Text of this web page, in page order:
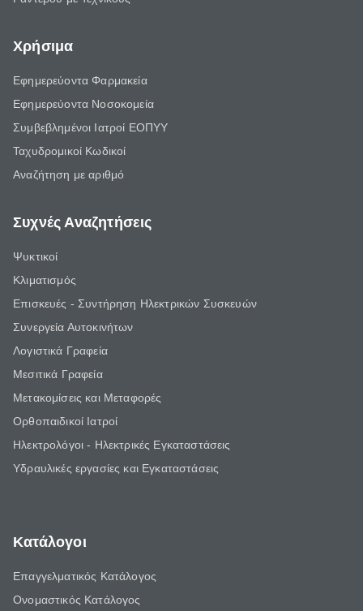
Χρήσιμα
Εφημερεύοντα Φαρμακεία
Εφημερεύοντα Νοσοκομεία
Συμβεβλημένοι Ιατροί ΕΟΠΥΥ
Ταχυδρομικοί Κωδικοί
Αναζήτηση με αριθμό
Συχνές Αναζητήσεις
Ψυκτικοί
Κλιματισμός
Επισκευές - Συντήρηση Ηλεκτρικών Συσκευών
Συνεργεία Αυτοκινήτων
Λογιστικά Γραφεία
Μεσιτικά Γραφεία
Μετακομίσεις και Μεταφορές
Ορθοπαιδικοί Ιατροί
Ηλεκτρολόγοι - Ηλεκτρικές Εγκαταστάσεις
Υδραυλικές εργασίες και Εγκαταστάσεις
Κατάλογοι
Επαγγελματικός Κατάλογος
Ονομαστικός Κατάλογος